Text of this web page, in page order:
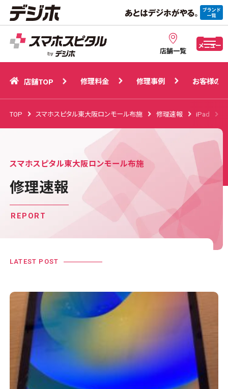
店舗一覧
メニュー
店舗TOP 修理事例 お客様の声
店舗TOP 修理料金 修理事例 お客様の声
TOP スマホスピタル東大阪ロンモール布施 修理速報 iPad
スマホスピタル東大阪ロンモール布施
修理速報
REPORT
LATEST POST